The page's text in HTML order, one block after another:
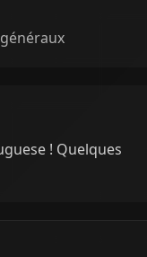
! Quelques